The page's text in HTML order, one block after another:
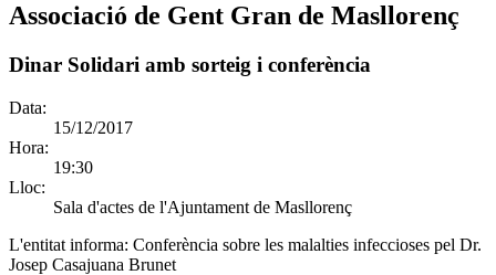
Associació de Gent Gran de Masllorenç
Dinar Solidari amb sorteig i conferència
Data:
15/12/2017
Hora:
19:30
Lloc:
Sala d'actes de l'Ajuntament de Masllorenç
L'entitat informa: Conferència sobre les malalties infeccioses pel Dr.
Josep Casajuana Brunet